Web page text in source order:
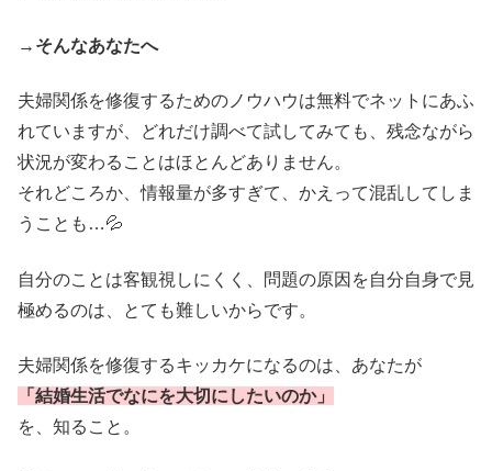
→ そんなあなたへ
夫婦関係を修復するためのノウハウは無料でネットにあふ
れていますが、どれだけ調べて試してみても、残念ながら
状況が変わることはほとんどありません。
それどころか、情報量が多すぎて、かえって混乱してしま
うことも…💦
自分のことは客観視しにくく、問題の原因を自分自身で見
極めるのは、とても難しいからです。
夫婦関係を修復するキッカケになるのは、あなたが
「結婚生活でなにを大切にしたいのか」
を、知ること。